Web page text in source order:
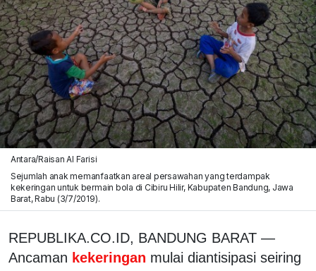
Antara/Raisan Al Farisi
Sejumlah anak memanfaatkan areal persawahan yang terdampak
kekeringan untuk bermain bola di Cibiru Hilir, Kabupaten Bandung, Jawa
Barat, Rabu (3/7/2019).
REPUBLIKA.CO.ID, BANDUNG BARAT —
Ancaman kekeringan mulai diantisipasi seiring